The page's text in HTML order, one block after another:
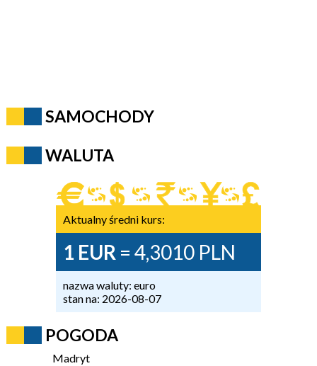
SAMOCHODY
WALUTA
Aktualny średni kurs:
1 EUR = 4,3010 PLN
nazwa waluty: euro
stan na: 2026-08-07
POGODA
Madryt